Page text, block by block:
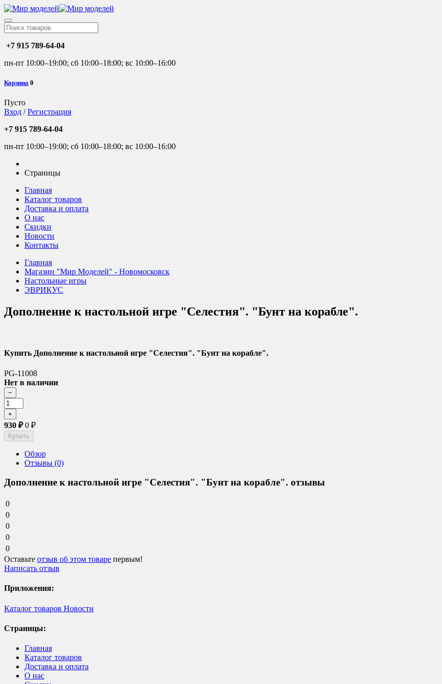
+7 915 789-64-04
пн-пт 10:00–19:00; сб 10:00–18:00; вс 10:00–16:00
Корзина 0
Пусто
Вход /Регистрация
+7 915 789-64-04
пн-пт 10:00–19:00; сб 10:00–18:00; вс 10:00–16:00
Страницы
Главная
Каталог товаров
Доставка и оплата
О нас
Скидки
Новости
Контакты
Главная
Магазин "Мир Моделей" - Новомосковск
Настольные игры
ЭВРИКУС
Дополнение к настольной игре "Селестия". "Бунт на корабле".
Купить Дополнение к настольной игре "Селестия". "Бунт на корабле".
PG-11008
Нет в наличии
930 ₽0 ₽
Обзор
Отзывы (0)
Дополнение к настольной игре "Селестия". "Бунт на корабле". отзывы
0
0
0
0
0
Оставьте отзыв об этом товаре первым!
Написать отзыв
Приложения:
Каталог товаров Новости
Страницы:
Главная
Каталог товаров
Доставка и оплата
О нас